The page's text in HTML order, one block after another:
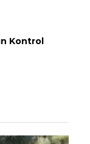
Kontrol